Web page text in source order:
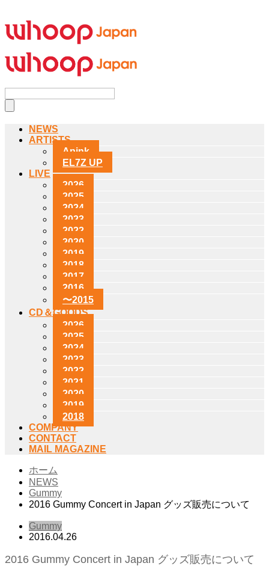
NEWS
ARTISTS
Apink
EL7Z UP
LIVE
2026
2025
2024
2023
2022
2020
2019
2018
2017
2016
〜2015
CD＆GOODS
2026
2025
2024
2023
2022
2021
2020
2019
2018
COMPANY
CONTACT
MAIL MAGAZINE
ホーム
NEWS
Gummy
2016 Gummy Concert in Japan グッズ販売について
Gummy
2016.04.26
2016 Gummy Concert in Japan グッズ販売について